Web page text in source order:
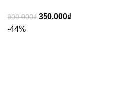
900.000₫ 350.000₫
-44%